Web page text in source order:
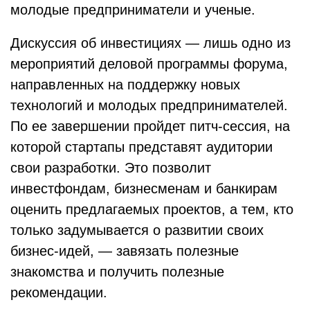
молодые предприниматели и ученые.
Дискуссия об инвестициях — лишь одно из
мероприятий деловой программы форума,
направленных на поддержку новых
технологий и молодых предпринимателей.
По ее завершении пройдет питч-сессия, на
которой стартапы представят аудитории
свои разработки. Это позволит
инвестфондам, бизнесменам и банкирам
оценить предлагаемых проектов, а тем, кто
только задумывается о развитии своих
бизнес-идей, — завязать полезные
знакомства и получить полезные
рекомендации.